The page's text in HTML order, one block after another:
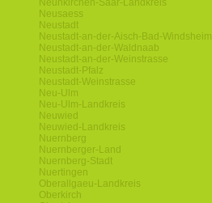
Neunkirchen-Saar-Landkreis
Neusaess
Neustadt
Neustadt-an-der-Aisch-Bad-Windsheim
Neustadt-an-der-Waldnaab
Neustadt-an-der-Weinstrasse
Neustadt-Pfalz
Neustadt-Weinstrasse
Neu-Ulm
Neu-Ulm-Landkreis
Neuwied
Neuwied-Landkreis
Nuernberg
Nuernberger-Land
Nuernberg-Stadt
Nuertingen
Oberallgaeu-Landkreis
Oberkirch